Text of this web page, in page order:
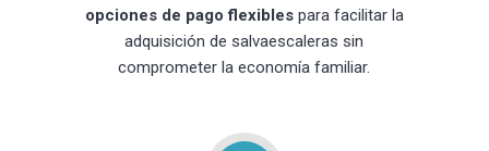
opciones de pago flexiblespara facilitar la
adquisición de salvaescaleras sin
comprometer la economía familiar.